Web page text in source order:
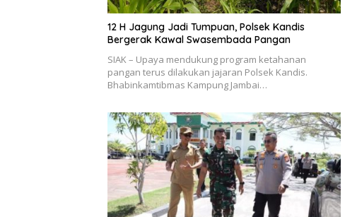
12 H Jagung Jadi Tumpuan, Polsek Kandis
Bergerak Kawal Swasembada Pangan
SIAK – Upaya mendukung program ketahanan
pangan terus dilakukan jajaran Polsek Kandis.
Bhabinkamtibmas Kampung Jambai…